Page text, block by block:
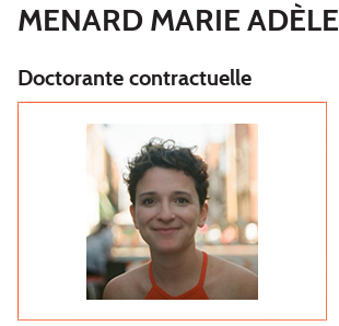
MENARD MARIE ADÈLE
Doctorante contractuelle